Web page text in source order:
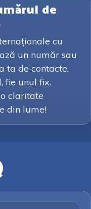
de
cu
un număr sau
ta de contacte.
fie unul fix.
claritate
din lume!